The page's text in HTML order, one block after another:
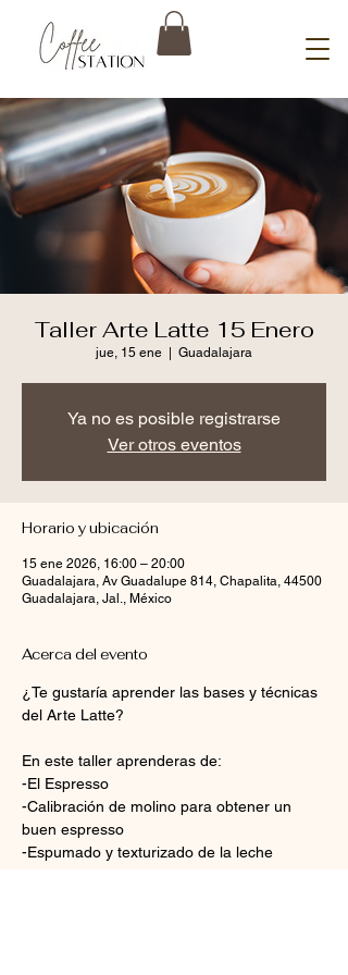
Taller Arte Latte 15 Enero
jue, 15 ene Guadalajara
Ya no es posible registrarse
Ver otros eventos
Horario y ubicación
15 ene 2026, 16:00 – 20:00
Guadalajara, Av Guadalupe 814, Chapalita, 44500
Guadalajara, Jal., México
Acerca del evento
¿Te gustaría aprender las bases y técnicas
del Arte Latte?
En este taller aprenderas de:
-El Espresso
-Calibración de molino para obtener un
buen espresso
-Espumado y texturizado de la leche